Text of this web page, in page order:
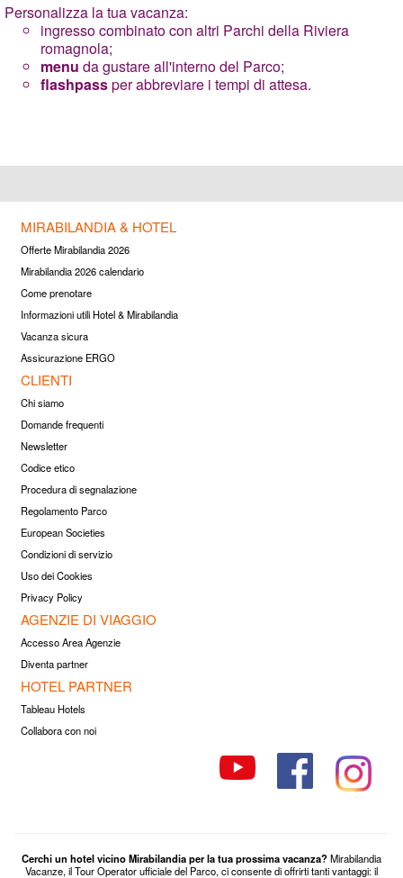
Personalizza la tua vacanza:
ingresso combinato con altri Parchi della Riviera
romagnola;
menu da gustare all'interno del Parco;
flashpassper abbreviare i tempi di attesa.
MIRABILANDIA & HOTEL
Offerte Mirabilandia 2026
Mirabilandia 2026 calendario
Come prenotare
Informazioni utili Hotel & Mirabilandia
Vacanza sicura
Assicurazione ERGO
CLIENTI
Chi siamo
Domande frequenti
Newsletter
Codice etico
Procedura di segnalazione
Regolamento Parco
European Societies
Condizioni di servizio
Uso dei Cookies
Privacy Policy
AGENZIE DI VIAGGIO
Accesso Area Agenzie
Diventa partner
HOTEL PARTNER
Tableau Hotels
Collabora con noi
Cerchi un hotel vicino Mirabilandia per la tua prossima vacanza?Mirabilandia
Vacanze, il Tour Operator ufficiale del Parco, ci consente di offrirti tanti vantaggi: il